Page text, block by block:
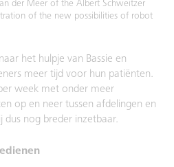
der Meer of the Albert Schweitzer
of the new possibilities of robot
het hulpje van Bassie en
meer tijd voor hun patiënten.
week met onder meer
op en neer tussen afdelingen en
dus nog breder inzetbaar.